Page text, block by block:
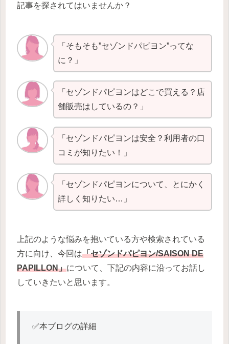
記事を探されてはいませんか？
「そもそも”セゾンドパピヨン”ってな
に？」
「セゾンドパピヨンはどこで買える？店
舗販売はしているの？」
「セゾンドパピヨンは安全？利用者の口
コミが知りたい！」
「セゾンドパピヨンについて、とにかく
詳しく知りたい…」
上記のような悩みを抱いている方や検索されている
方に向け、今回は「セゾンドパピヨン/SAISON DE
PAPILLON」について、下記の内容に沿ってお話し
していきたいと思います。
✅本ブログの詳細